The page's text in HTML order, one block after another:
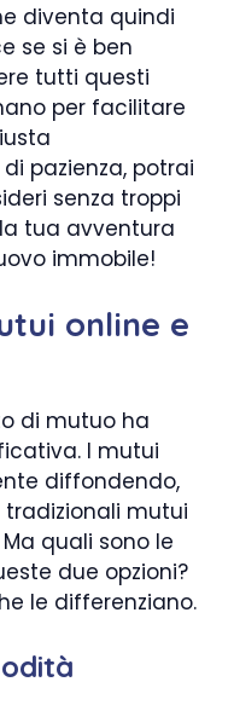
diventa quindi
se si è ben
tutti questi
per facilitare
pazienza, potrai
senza troppi
tua avventura
immobile!
online e
di mutuo ha
I mutui
diffondendo,
mutui
quali sono le
due opzioni?
le differenziano.